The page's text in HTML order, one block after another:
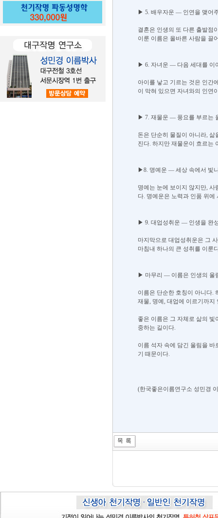
▶ 5. 배우자운 ― 인연을 맺어
결혼은 인생의 또 다른 출발점
이룬 이름은 올바른 사람을 끌
▶ 6. 자녀운 ― 다음 세대를 이
아이를 낳고 기르는 것은 인간
이 막혀 있으면 자녀와의 인연
▶ 7. 재물운 ― 풍요를 부르는
돈은 단순히 물질이 아니라,
진다. 하지만 재물운이 흐르는
▶8. 명예운 ― 세상 속에서 빛
명예는 눈에 보이지 않지만,
다. 명예운은 노력과 인품 위
▶ 9. 대업성취운 ― 인생을 완
마지막으로 대업성취운은 그
마침내 하나의 큰 성취를 이룬
▶ 마무리 ― 이름은 인생의 울
이름은 단순한 호칭이 아니다.
재물, 명예, 대업에 이르기까지
좋은 이름은 그 자체로 삶의
중하는 길이다.
이름 석자 속에 담긴 울림을
기 때문이다.
​(한국좋은이름연구소 성민경